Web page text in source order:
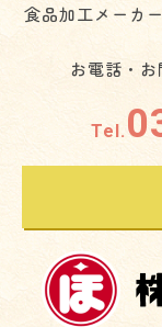
食品加工メーカ
お電話・お
Tel.